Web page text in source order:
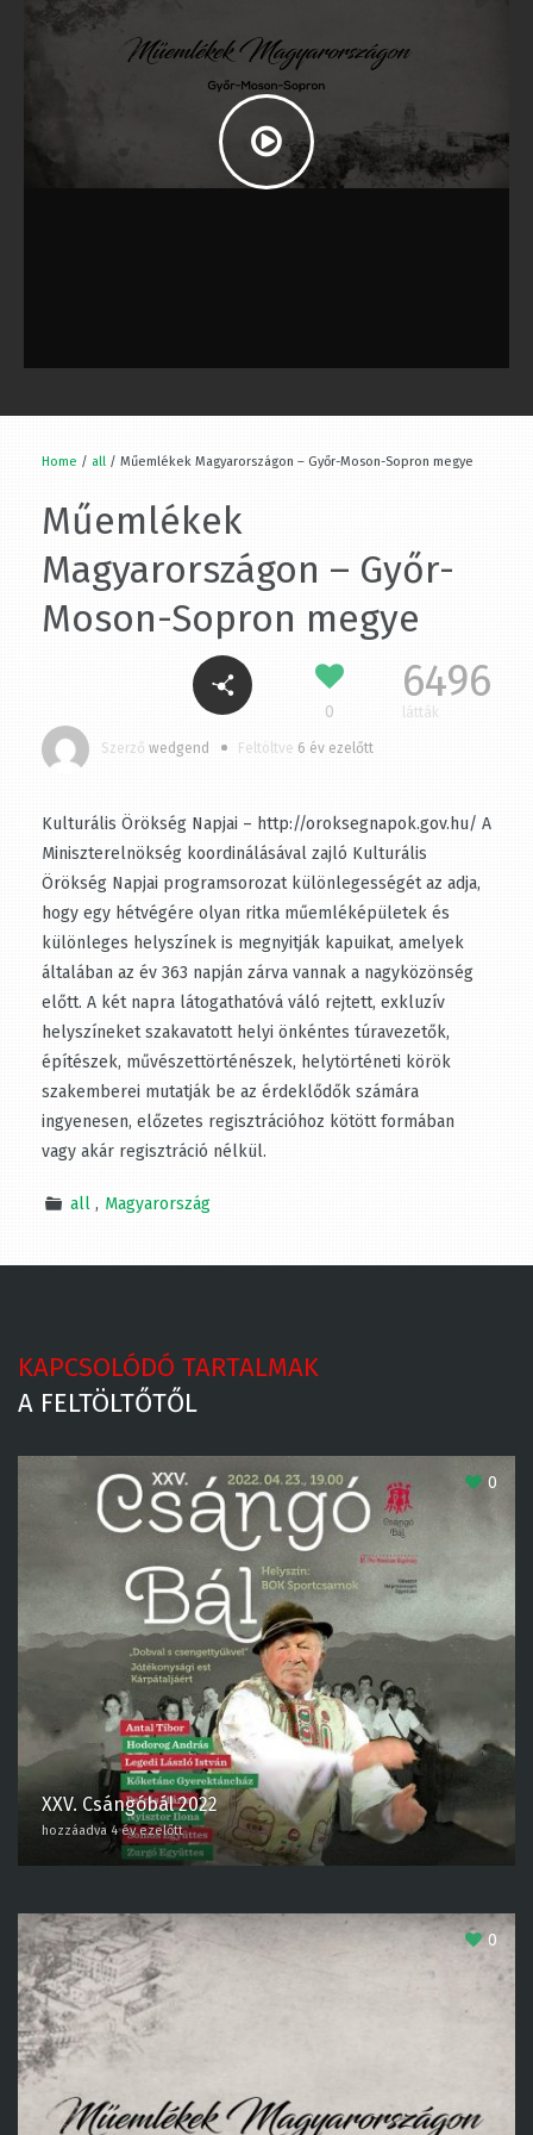
Home / all / Műemlékek Magyarországon – Győr-Moson-Sopron megye
Műemlékek
Magyarországon – Győr-
Moson-Sopron megye
6496
látták
Szerző wedgend Feltöltve 6 év ezelőtt
Kulturális Örökség Napjai –
http://oroksegnapok.gov.hu/ A Miniszterelnökség
koordinálásával zajló Kulturális Örökség Napjai
programsorozat különlegességét az adja, hogy egy
hétvégére olyan ritka műemléképületek és különleges
helyszínek is megnyitják kapuikat, amelyek általában az
év 363 napján zárva vannak a nagyközönség előtt. A két
napra látogathatóvá váló rejtett, exkluzív helyszíneket
szakavatott helyi önkéntes túravezetők, építészek,
művészettörténészek, helytörténeti körök szakemberei
mutatják be az érdeklődők számára ingyenesen,
előzetes regisztrációhoz kötött formában vagy akár
KAPCSOLÓDÓ TARTALMAK
XXV. Csángóbál 2022
hozzáadva 4 év ezelőtt